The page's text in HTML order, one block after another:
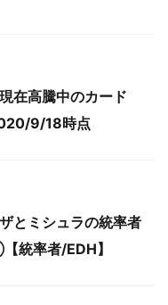
在高騰中のカード
9/18時点
とミシュラの統率者
統率者/EDH】